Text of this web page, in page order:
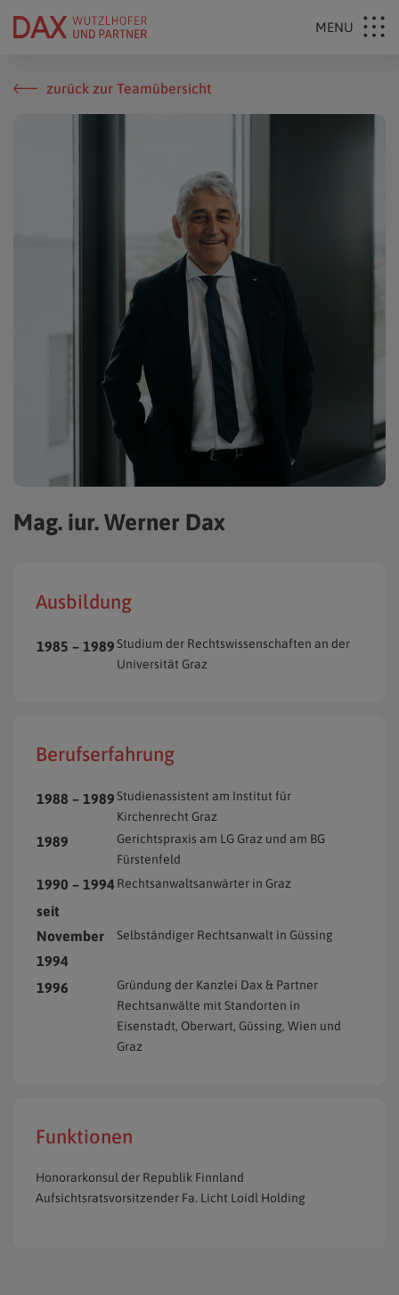
zurück zur Teamübersicht
Mag. iur. Werner Dax
Ausbildung
1985 – 1989Studium der Rechtswissenschaften an der
Universität Graz
Berufserfahrung
1988 – 1989Studienassistent am Institut für
Kirchenrecht Graz
1989
Gerichtspraxis am LG Graz und am BG
Fürstenfeld
1990 – 1994 Rechtsanwaltsanwärter in Graz
seit
November
1994
Selbständiger Rechtsanwalt in Güssing
1996
Gründung der Kanzlei Dax & Partner
Rechtsanwälte mit Standorten in
Eisenstadt, Oberwart, Güssing, Wien und
Graz
Funktionen
Honorarkonsul der Republik Finnland
Aufsichtsratsvorsitzender Fa. Licht Loidl Holding